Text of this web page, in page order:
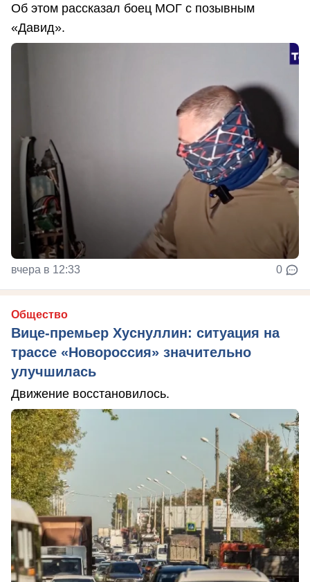
Об этом рассказал боец МОГ с позывным
«Давид».
вчера в 12:33 0
Общество
Вице-премьер Хуснуллин: ситуация на
трассе «Новороссия» значительно
улучшилась
Движение восстановилось.